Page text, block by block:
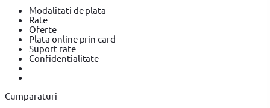
Modalitati de plata
Rate
Oferte
Plata online prin card
Suport rate
Confidentialitate
Cumparaturi